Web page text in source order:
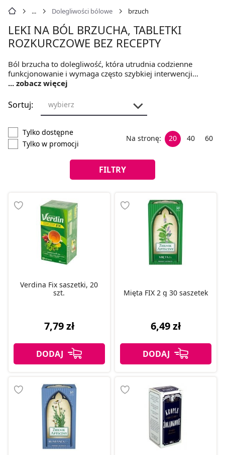
Dolegliwości bólowe brzuch
LEKI NA BÓL BRZUCHA, TABLETKI
ROZKURCZOWE BEZ RECEPTY
Ból brzucha to dolegliwość, która utrudnia codzienne
funkcjonowanie i wymaga często szybkiej interwencji
medycznej. Medicare.pl oferuje preparaty, które pomagają
oraz dróg moczowych. Wybór odpowiedniej terapii zależy
od rodzaju bólu oraz przyczyny, która wywołała te nagłe
leków pozwala na bezpieczne stosowanie środków
dostępnych bez recepty, które znajdują się w niemal każdej
domowej apteczce.
... zobacz więcej
Sortuj: wybierz
Tylko dostępne
Tylko w promocji
Na stronę: 20 40 60
FILTRY
Verdina Fix saszetki, 20
szt.
7,79 zł
Mięta FIX 2 g 30 saszetek
6,49 zł